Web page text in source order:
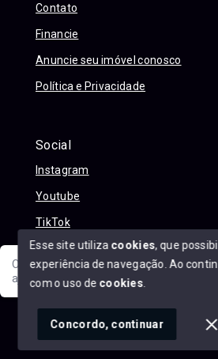
Olá! Sua jornada ao novo imóvel
ajudar?
Contato
Financie
Anuncie seu imóvel conosco
Política e Privacidade
Social
Instagram
Youtube
TikTok
© Copyright 2026 - Alexandre Abreu
SITE PARA IMOBILIARIA
Esse site utiliza cookies, que
experiência de navegação. Ao
com o uso de cookies
Concordo, continuar